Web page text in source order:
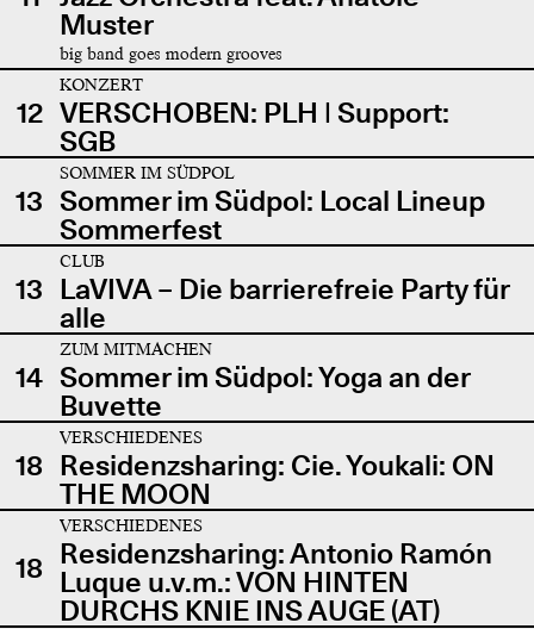
Muster
big band goes modern grooves
12
KONZERT
VERSCHOBEN: PLH | Support:
SGB
13
SOMMER IM SÜDPOL
Sommer im Südpol: Local Lineup
Sommerfest
13
CLUB
LaVIVA – Die barrierefreie Party für
alle
14
ZUM MITMACHEN
Sommer im Südpol: Yoga an der
Buvette
18
VERSCHIEDENES
Residenzsharing: Cie. Youkali: ON
THE MOON
18
VERSCHIEDENES
Residenzsharing: Antonio Ramón
Luque u.v.m.: VON HINTEN
DURCHS KNIE INS AUGE (AT)